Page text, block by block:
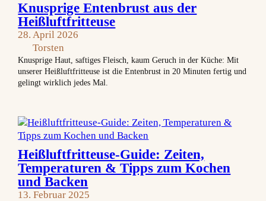
Knusprige Entenbrust aus der
Heißluftfritteuse
28. April 2026
Torsten
Knusprige Haut, saftiges Fleisch, kaum Geruch in der Küche: Mit
unserer Heißluftfritteuse ist die Entenbrust in 20 Minuten fertig und
gelingt wirklich jedes Mal.
Heißluftfritteuse-Guide: Zeiten,
Temperaturen & Tipps zum Kochen
und Backen
13. Februar 2025